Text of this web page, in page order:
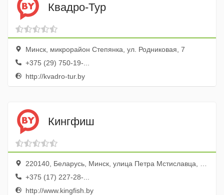
Квадро-Тур
Минск, микрорайон Степянка, ул. Родниковая, 7
+375 (29) 750-19-...
http://kvadro-tur.by
Кингфиш
220140, Беларусь, Минск, улица Петра Мстиславца, 20, оф. 233
+375 (17) 227-28-...
http://www.kingfish.by